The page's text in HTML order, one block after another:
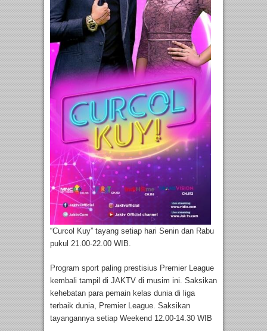
“Curcol Kuy” tayang setiap hari Senin dan Rabu
pukul 21.00-22.00 WIB.
Program sport paling prestisius Premier League
kembali tampil di JAKTV di musim ini. Saksikan
kehebatan para pemain kelas dunia di liga
terbaik dunia, Premier League. Saksikan
tayangannya setiap Weekend 12.00-14.30 WIB